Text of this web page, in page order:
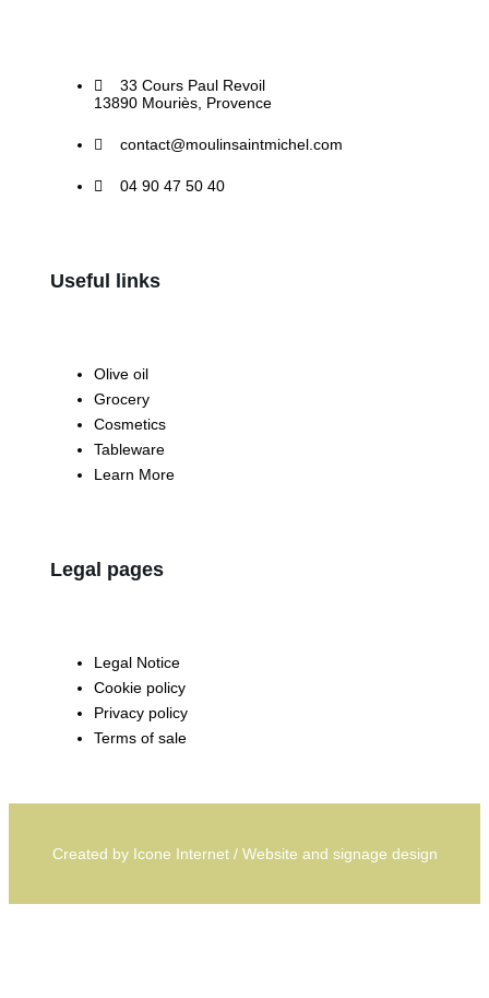
33 Cours Paul Revoil
13890 Mouriès, Provence
contact@moulinsaintmichel.com
04 90 47 50 40
Useful links
Olive oil
Grocery
Cosmetics
Tableware
Learn More
Legal pages
Legal Notice
Cookie policy
Privacy policy
Terms of sale
Created by Icone Internet/ Website and signage design